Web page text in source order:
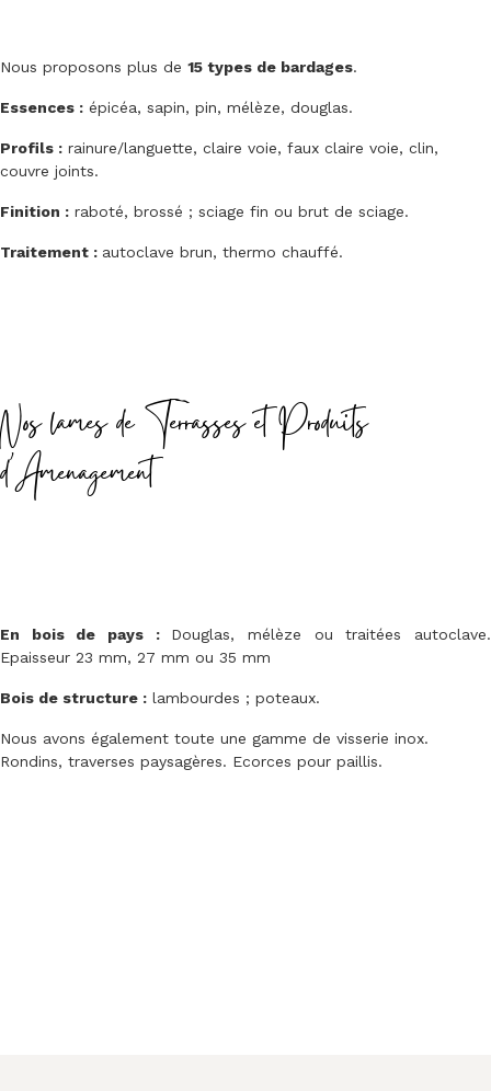
Nous proposons plus de 15 types de bardages.
Essences : épicéa, sapin, pin, mélèze, douglas.
Profils : rainure/languette, claire voie, faux claire voie, clin,
couvre joints.
Finition : raboté, brossé ; sciage fin ou brut de sciage.
Traitement : autoclave brun, thermo chauffé.
Nos lames de Terrasses et Produits
d'Amenagement
En bois de pays : Douglas, mélèze ou traitées autoclave.
Epaisseur 23 mm, 27 mm ou 35 mm
Bois de structure : lambourdes ; poteaux.
Nous avons également toute une gamme de visserie inox.
Rondins, traverses paysagères. Ecorces pour paillis.